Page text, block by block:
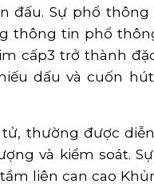
đấu. Sự phổ thông
thông tin phổ
cấp3 trở thành
dấu và cuốn
thường được
và kiểm soát.
liên can cao